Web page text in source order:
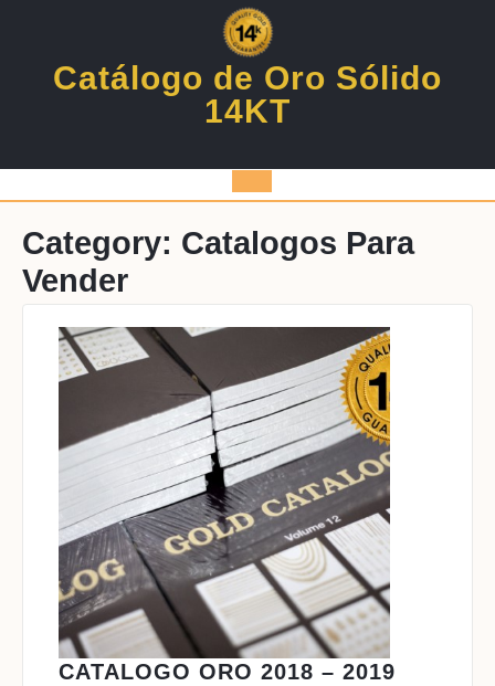
Catálogo de Oro Sólido
14KT
Open
Button
Category: Catalogos Para
Vender
CATALOGO ORO 2018 – 2019